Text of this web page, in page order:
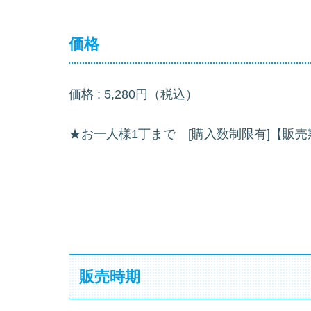
価格
価格 : 5,280円（税込）
★お一人様1丁まで [購入数制限有]【販売
販売時期